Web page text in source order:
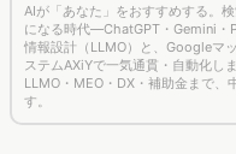
AIが「あなた」をおすすめする。
になる時代—ChatGPT・Gemini・
情報設計（LLMO）と、Googleマ
ステムAXiYで一気通貫・自動化し
LLMO・MEO・DX・補助金まで、
す。